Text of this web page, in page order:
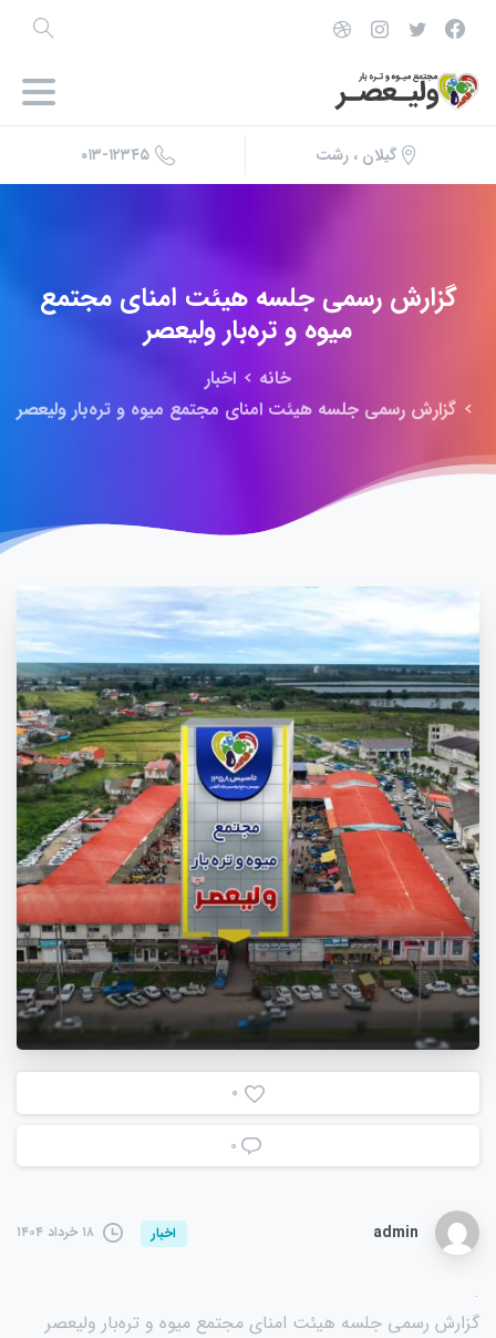
گیلان ، رشت ۰۱۳-۱۲۳۴۵
گزارش رسمی جلسه هیئت امنای مجتمع
میوه و تره‌بار ولیعصر
خانه
اخبار
گزارش رسمی جلسه هیئت امنای مجتمع میوه و تره‌بار ولیعصر
0
۰
admin اخبار ۱۸ خرداد ۱۴۰۴
.
گزارش رسمی جلسه هیئت امنای مجتمع میوه و تره‌بار ولیعصر